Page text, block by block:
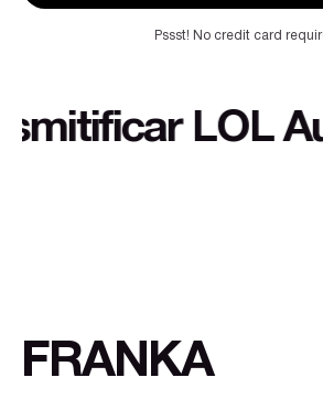
Pssst! No credit card
LOL
FRANKA